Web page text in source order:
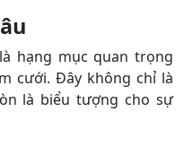
hạng mục quan trọng
cưới. Đây không chỉ là
là biểu tượng cho sự